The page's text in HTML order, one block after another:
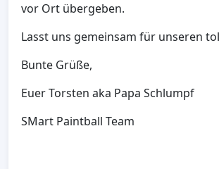
vor Ort übergeben.
Lasst uns gemeinsam für unseren
Bunte Grüße,
Euer Torsten aka Papa Schlumpf
SMart Paintball Team